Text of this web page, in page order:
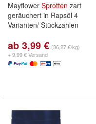
Mayflower Sprotten zart
geräuchert in Rapsöl 4
Varianten/ Stückzahlen
ab 3,99 € (36,27 €/kg)
+ 9,99 € Versand